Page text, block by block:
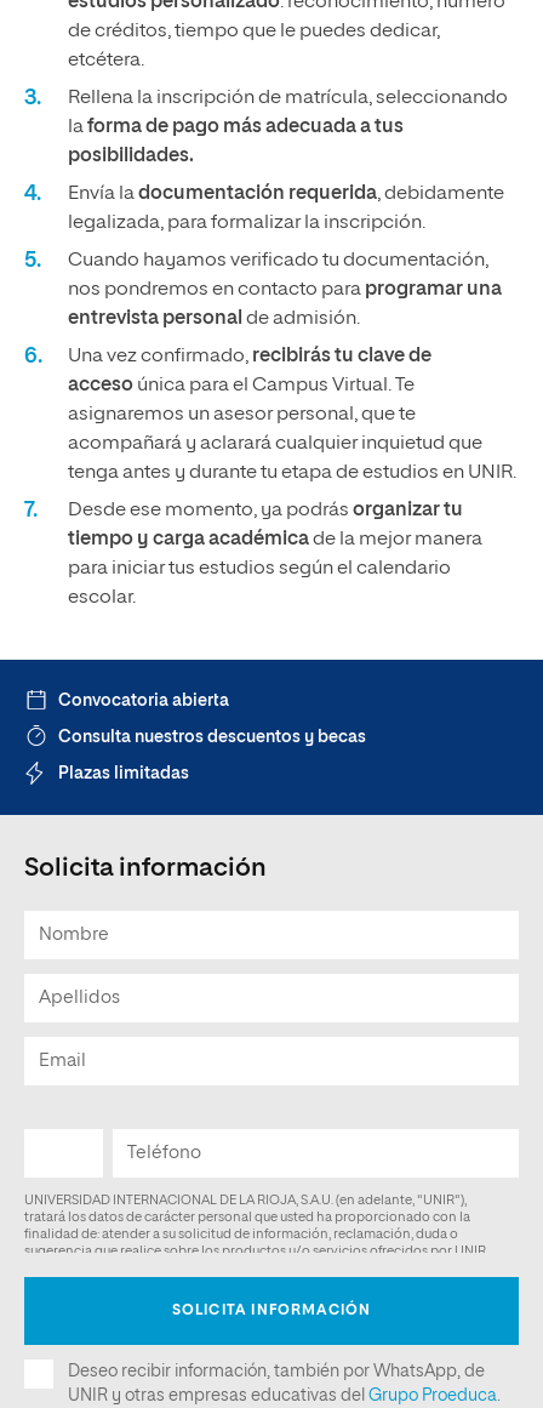
de créditos, tiempo que le puedes dedicar,
etcétera.
Rellena la inscripción de matrícula, seleccionando
laforma de pago más adecuada a tus
posibilidades.
Envía ladocumentación requerida, debidamente
legalizada, para formalizar la inscripción.
Cuando hayamos verificado tu documentación,
nos pondremos en contacto para programar una
entrevista personal de admisión.
Una vez confirmado, recibirás tu clave de
acceso única para el Campus Virtual. Te
asignaremos un asesor personal, que te
acompañará y aclarará cualquier inquietud que
tenga antes y durante tu etapa de estudios en UNIR.
Desde ese momento, ya podrás organizar tu
tiempo y carga académicade la mejor manera
para iniciar tus estudios según el calendario
escolar.
Convocatoria abierta
Consulta nuestros descuentos y becas
Plazas limitadas
Solicita información